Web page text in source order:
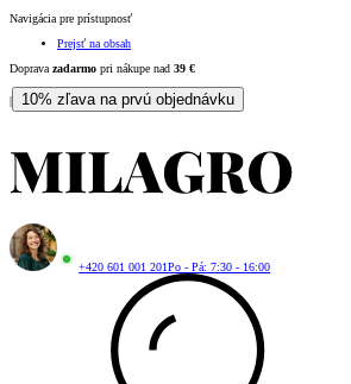
Navigácia pre prístupnosť
Prejsť na obsah
Doprava zadarmo pri nákupe nad 39 €
| 10% zľava na prvú objednávku
+420 601 001 201Po - Pá: 7:30 - 16:00